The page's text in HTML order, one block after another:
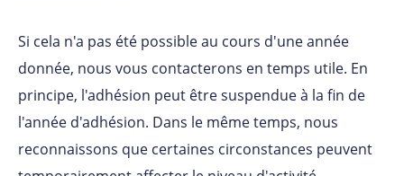
Si cela n'a pas été possible au cours d'une année
donnée, nous vous contacterons en temps utile. En
principe, l'adhésion peut être suspendue à la fin de
l'année d'adhésion. Dans le même temps, nous
reconnaissons que certaines circonstances peuvent